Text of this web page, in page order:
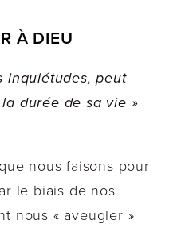
À DIEU
inquiétudes, peut
durée de sa vie »
nous faisons pour
le biais de nos
nous « aveugler »